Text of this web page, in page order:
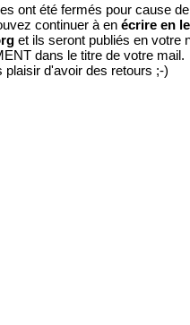
ont été fermés pour cause
continuer à en écrire en
et ils seront publiés en votre
dans le titre de votre mail.
plaisir d'avoir des retours ;-)